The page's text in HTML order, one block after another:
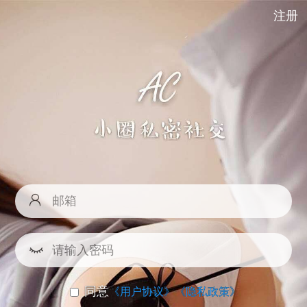
注册
同意《用户协议》《隐私政策》